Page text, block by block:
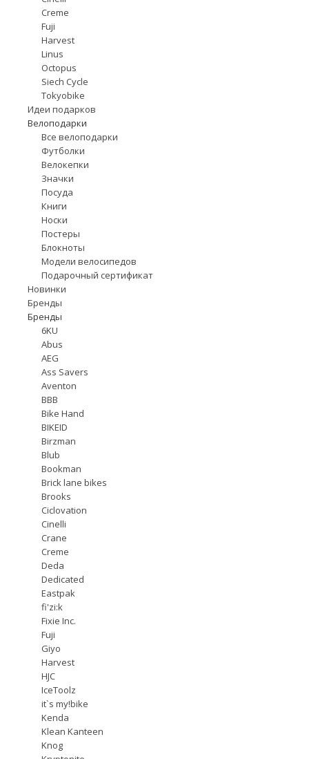
Creme
Fuji
Harvest
Linus
Octopus
Siech Cycle
Tokyobike
Идеи подарков
Велоподарки
Все велоподарки
Футболки
Велокепки
Значки
Посуда
Книги
Носки
Постеры
Блокноты
Модели велосипедов
Подарочный сертификат
Новинки
Бренды
Бренды
6KU
Abus
AEG
Ass Savers
Aventon
BBB
Bike Hand
BIKEID
Birzman
Blub
Bookman
Brick lane bikes
Brooks
Ciclovation
Cinelli
Crane
Creme
Deda
Dedicated
Eastpak
fi'zi:k
Fixie Inc.
Fuji
Giyo
Harvest
HJC
IceToolz
it`s my!bike
Kenda
Klean Kanteen
Knog